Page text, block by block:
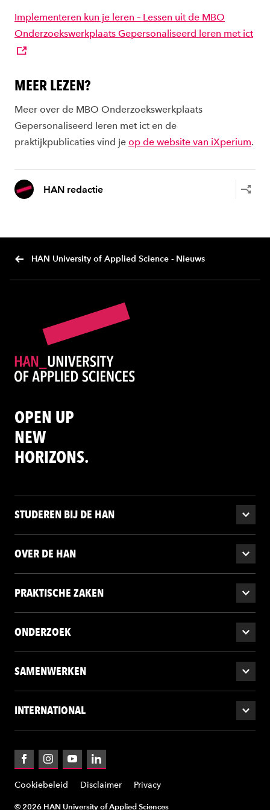
Implementeren kun je leren – Lessen uit de MBO
Onderzoekswerkplaats Gepersonaliseerd leren met ict
MEER LEZEN?
Meer over de MBO Onderzoekswerkplaats
Gepersonaliseerd leren met ict en de
praktijkpublicaties vind je op de website van iXperium.
HAN redactie
HAN University of Applied Science - Nieuws
OPEN UP
NEW
HORIZONS.
STUDEREN BIJ DE HAN
OVER DE HAN
PRAKTISCHE ZAKEN
ONDERZOEK
SAMENWERKEN
INTERNATIONAL
FacebookInstagramYouTubeLinkedIn
Cookiebeleid Disclaimer Privacy
© 2026 HAN University of Applied Sciences